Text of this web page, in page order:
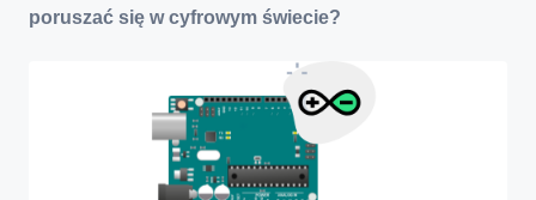
poruszać się w cyfrowym świecie?